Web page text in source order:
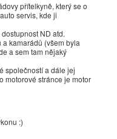
přítelkyně, který se o
servis, kde ji
ND atd.
kamarádů (všem byla
a sem tam nějaký
společností a dále jej
motorové stránce je motor
:)